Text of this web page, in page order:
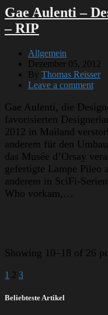
Gae Aulenti –
– RIP
Allgemein
Dezember 05, 2012
By Thomas Reisser
Leave a comment
Gae Aulenti, die
favorisierten
2012 in Mailand
anderem für den
das Musée d’Orsay
gefertigte Lampe Pileo
anderem in SciFi-
Who vorkam,…
Showing 10–18 of 26
1 2 3
Beliebteste Artikel